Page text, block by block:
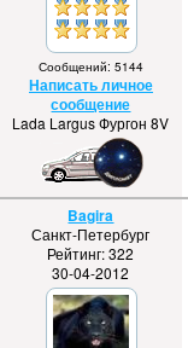
Сообщений: 5144
Написать личное
сообщение
Lada Largus Фургон 8V
Bagira
Санкт-Петербург
Рейтинг: 322
30-04-2012